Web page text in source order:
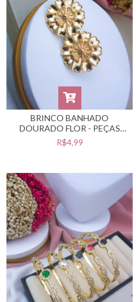
BRINCO BANHADO
DOURADO FLOR - PEÇAS
BANHADAS NO VERNIZ
CATAFORÉTICO -
R$4,99